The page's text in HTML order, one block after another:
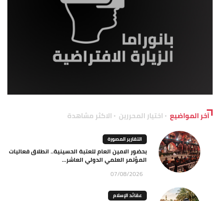
آخر المواضيع اختيار المحررين الاكثر مشاهدة
التقارير المصورة
بحضور الامين العام للعتبة الحسينية.. انطلاق فعاليات
المؤتمر العلمي الدولي العاشر...
07/08/2026
عقائد الإسلام